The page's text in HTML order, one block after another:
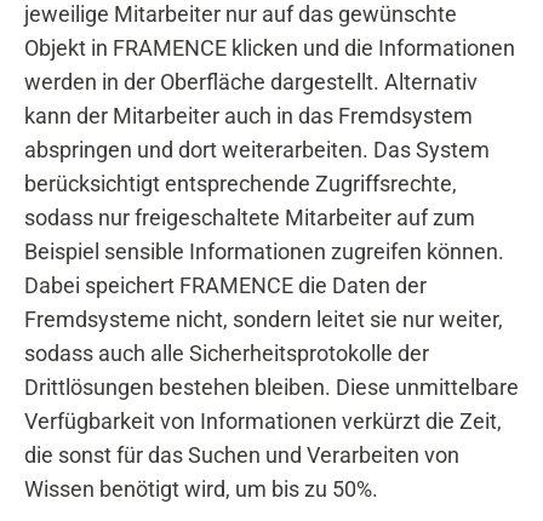
jeweilige Mitarbeiter nur auf das gewünschte
Objekt in FRAMENCE klicken und die Informationen
werden in der Oberfläche dargestellt. Alternativ
kann der Mitarbeiter auch in das Fremdsystem
abspringen und dort weiterarbeiten. Das System
berücksichtigt entsprechende Zugriffsrechte,
sodass nur freigeschaltete Mitarbeiter auf zum
Beispiel sensible Informationen zugreifen können.
Dabei speichert FRAMENCE die Daten der
Fremdsysteme nicht, sondern leitet sie nur weiter,
sodass auch alle Sicherheitsprotokolle der
Drittlösungen bestehen bleiben. Diese unmittelbare
Verfügbarkeit von Informationen verkürzt die Zeit,
die sonst für das Suchen und Verarbeiten von
Wissen benötigt wird, um bis zu 50%.